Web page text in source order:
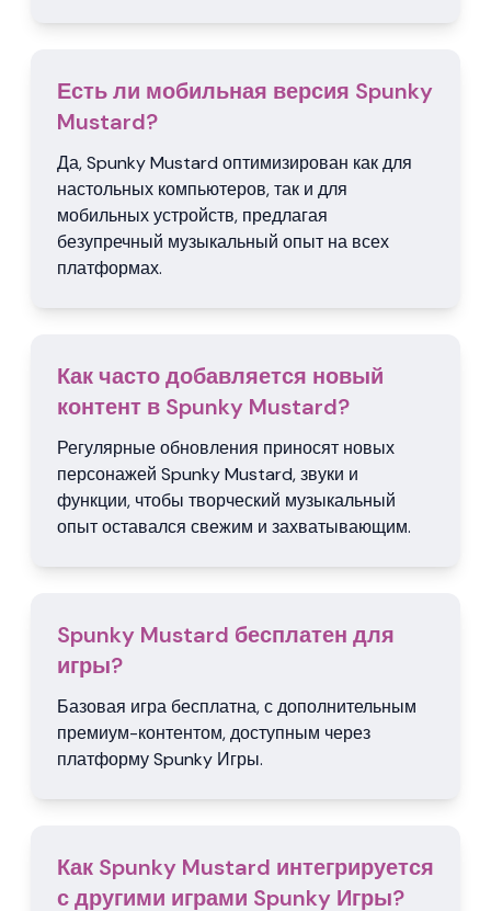
Есть ли мобильная версия Spunky
Mustard?
Да, Spunky Mustard оптимизирован как для
настольных компьютеров, так и для
мобильных устройств, предлагая
безупречный музыкальный опыт на всех
платформах.
Как часто добавляется новый
контент в Spunky Mustard?
Регулярные обновления приносят новых
персонажей Spunky Mustard, звуки и
функции, чтобы творческий музыкальный
опыт оставался свежим и захватывающим.
Spunky Mustard бесплатен для
игры?
Базовая игра бесплатна, с дополнительным
премиум-контентом, доступным через
платформу Spunky Игры.
Как Spunky Mustard интегрируется
с другими играми Spunky Игры?